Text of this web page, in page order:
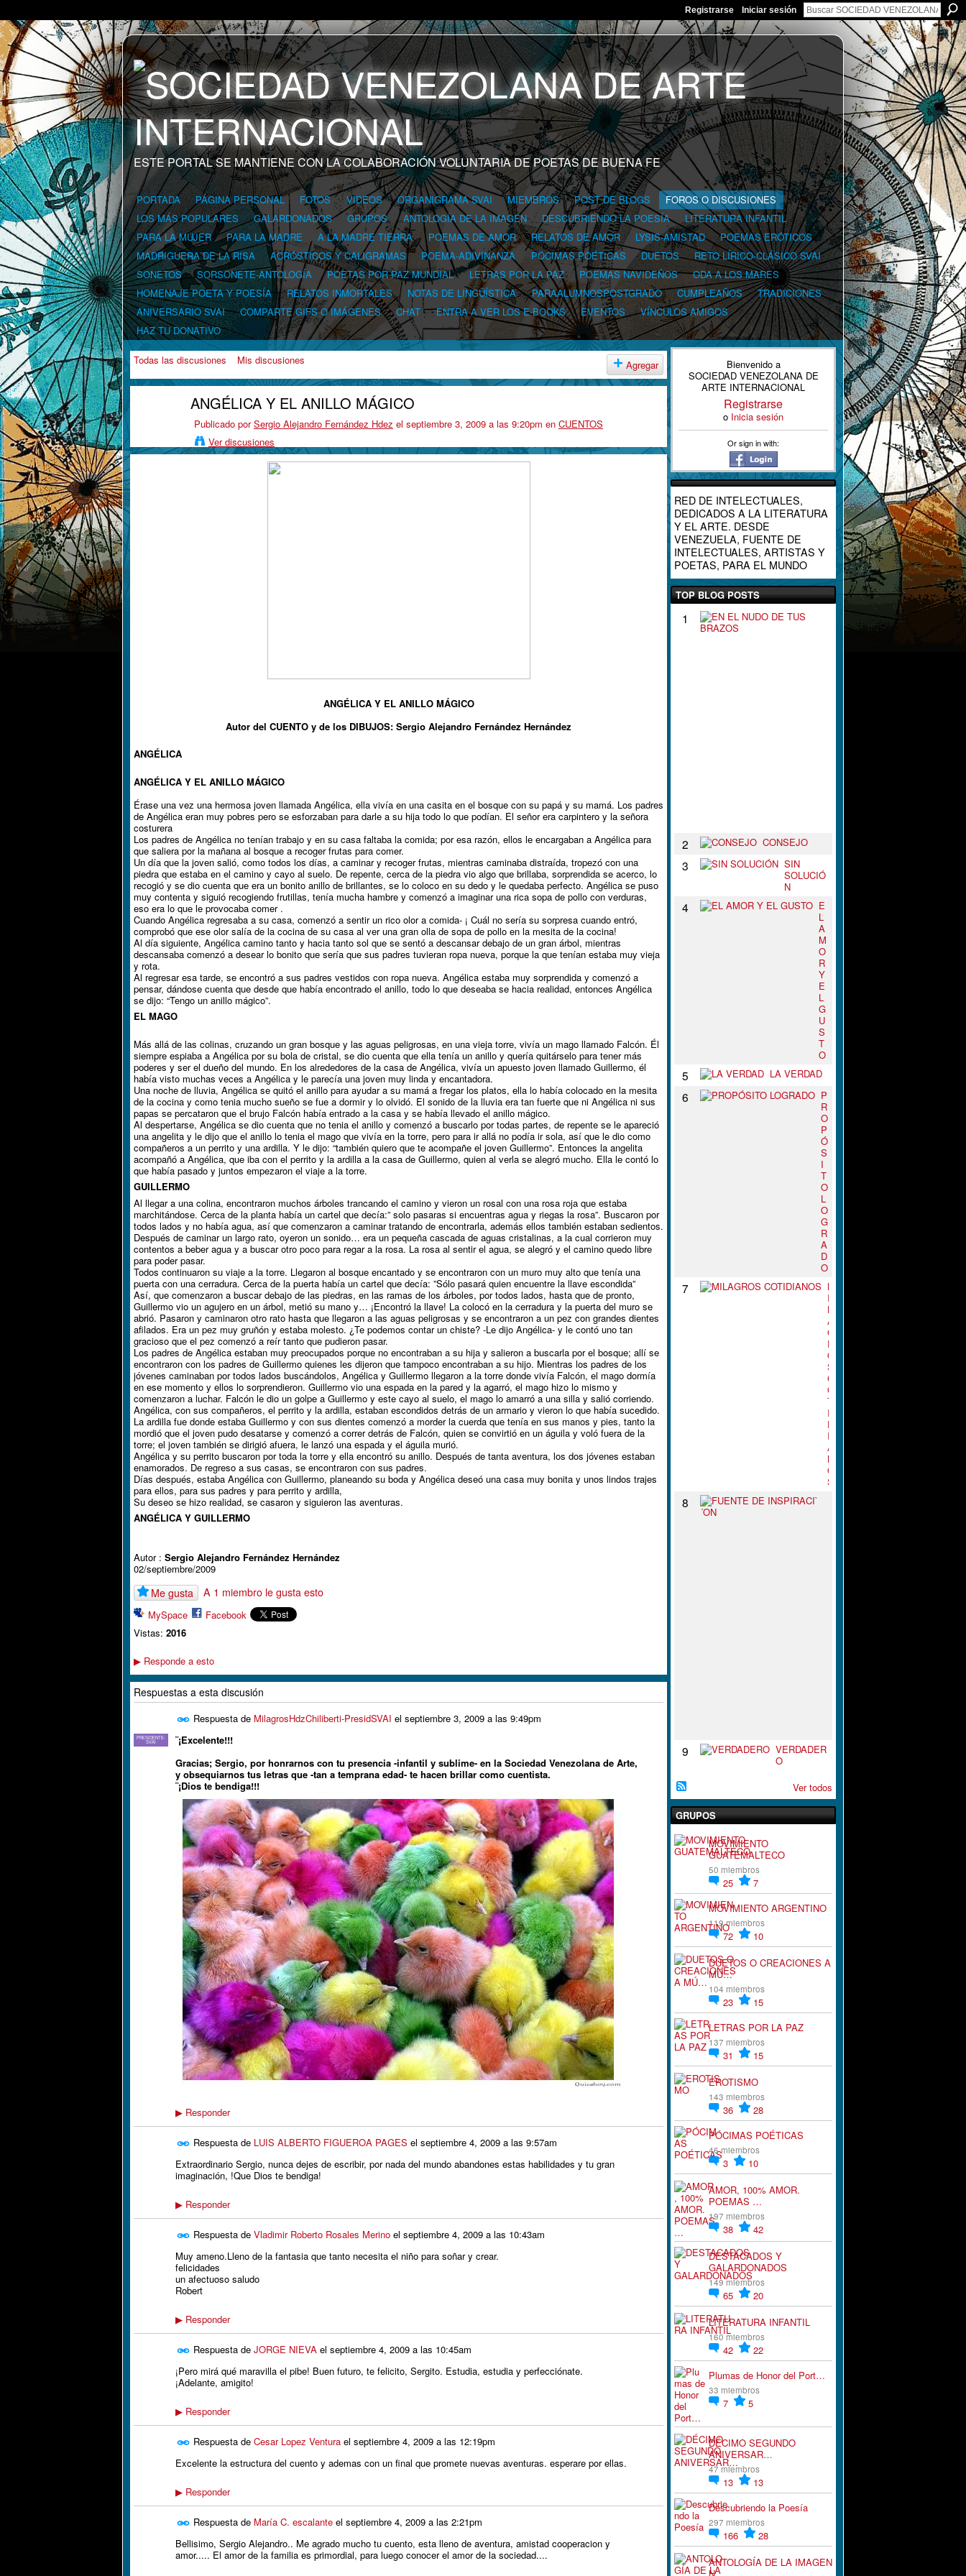
Registrarse Iniciar sesión
ESTE PORTAL SE MANTIENE CON LA COLABORACIÓN VOLUNTARIA DE POETAS DE BUENA FE
PORTADA PÁGINA PERSONAL FOTOS VIDEOS ORGANIGRAMA SVAI MIEMBROS POST DE BLOGS
FOROS O DISCUSIONES
LOS MÁS POPULARES
GALARDONADOS GRUPOS ANTOLOGÍA DE LA IMAGEN DESCUBRIENDO LA POESÍA
LITERATURA INFANTIL
PARA LA MUJER
PARA LA MADRE A LA MADRE TIERRA POEMAS DE AMOR RELATOS DE AMOR LYSIS-AMISTAD
POEMAS ERÓTICOS
MADRIGUERA DE LA RISA
ACRÓSTICOS Y CALIGRAMAS POEMA-ADIVINANZA PÓCIMAS POÉTICAS DUETOS
RETO LÍRICO-CLÁSICO SVAI
SONETOS
SORSONETE-ANTOLOGÍA POETAS POR PAZ MUNDIAL LETRAS POR LA PAZ POEMAS NAVIDEÑOS
ODA A LOS MARES
HOMENAJE POETA Y POESÍA
RELATOS INMORTALES NOTAS DE LINGÜÍSTICA PARAALUMNOSPOSTGRADO CUMPLEAÑOS
TRADICIONES
ANIVERSARIO SVAI
COMPARTE GIFS O IMÁGENES CHAT ENTRA A VER LOS E-BOOKS EVENTOS
VÍNCULOS AMIGOS
HAZ TU DONATIVO
Todas las discusiones Mis discusiones Agregar
ANGÉLICA Y EL ANILLO MÁGICO
Publicado porSergio Alejandro Fernández Hdez el septiembre 3, 2009 a las 9:20pm en CUENTOS
Ver discusiones
ANGÉLICA Y EL ANILLO MÁGICO
Autor del CUENTO y de los DIBUJOS: Sergio Alejandro Fernández Hernández
ANGÉLICA
ANGÉLICA Y EL ANILLO MÁGICO
Érase una vez una hermosa joven llamada Angélica, ella vivía en una casita en el bosque con su papá y su mamá. Los padres
de Angélica eran muy pobres pero se esforzaban para darle a su hija todo lo que podían. El señor era carpintero y la señora
costurera
Los padres de Angélica no tenían trabajo y en su casa faltaba la comida; por esa razón, ellos le encargaban a Angélica para
que saliera por la mañana al bosque a recoger frutas para comer.
Un día que la joven salió, como todos los días, a caminar y recoger frutas, mientras caminaba distraída, tropezó con una
piedra que estaba en el camino y cayo al suelo. De repente, cerca de la piedra vio algo que brillaba, sorprendida se acerco, lo
recogió y se dio cuenta que era un bonito anillo de brillantes, se lo coloco en su dedo y le quedaba perfecto. Angélica se puso
muy contenta y siguió recogiendo frutillas, tenía mucha hambre y comenzó a imaginar una rica sopa de pollo con verduras,
eso era lo que le provocaba comer .
Cuando Angélica regresaba a su casa, comenzó a sentir un rico olor a comida- ¡ Cuál no sería su sorpresa cuando entró,
comprobó que ese olor salía de la cocina de su casa al ver una gran olla de sopa de pollo en la mesita de la cocina!
Al día siguiente, Angélica camino tanto y hacia tanto sol que se sentó a descansar debajo de un gran árbol, mientras
descansaba comenzó a desear lo bonito que sería que sus padres tuvieran ropa nueva, porque la que tenían estaba muy vieja
y rota.
Al regresar esa tarde, se encontró a sus padres vestidos con ropa nueva. Angélica estaba muy sorprendida y comenzó a
pensar, dándose cuenta que desde que había encontrado el anillo, todo lo que deseaba se hacia realidad, entonces Angélica
se dijo: “Tengo un anillo mágico”.
EL MAGO
Más allá de las colinas, cruzando un gran bosque y las aguas peligrosas, en una vieja torre, vivía un mago llamado Falcón. Él
siempre espiaba a Angélica por su bola de cristal, se dio cuenta que ella tenía un anillo y quería quitárselo para tener más
poderes y ser el dueño del mundo. En los alrededores de la casa de Angélica, vivía un apuesto joven llamado Guillermo, él
había visto muchas veces a Angélica y le parecía una joven muy linda y encantadora.
Una noche de lluvia, Angélica se quitó el anillo para ayudar a su mamá a fregar los platos, ella lo había colocado en la mesita
de la cocina y como tenia mucho sueño se fue a dormir y lo olvidó. El sonido de la lluvia era tan fuerte que ni Angélica ni sus
papas se percataron que el brujo Falcón había entrado a la casa y se había llevado el anillo mágico.
Al despertarse, Angélica se dio cuenta que no tenia el anillo y comenzó a buscarlo por todas partes, de repente se le apareció
una angelita y le dijo que el anillo lo tenia el mago que vivía en la torre, pero para ir allá no podía ir sola, así que le dio como
compañeros a un perrito y una ardilla. Y le dijo: “también quiero que te acompañe el joven Guillermo”. Entonces la angelita
acompañó a Angélica, que iba con el perrito y la ardilla a la casa de Guillermo, quien al verla se alegró mucho. Ella le contó lo
que había pasado y juntos empezaron el viaje a la torre.
GUILLERMO
Al llegar a una colina, encontraron muchos árboles trancando el camino y vieron un rosal con una rosa roja que estaba
marchitándose. Cerca de la planta había un cartel que decía:” solo pasaras si encuentras agua y riegas la rosa”. Buscaron por
todos lados y no había agua, así que comenzaron a caminar tratando de encontrarla, además ellos también estaban sedientos.
Después de caminar un largo rato, oyeron un sonido… era un pequeña cascada de aguas cristalinas, a la cual corrieron muy
contentos a beber agua y a buscar otro poco para regar a la rosa. La rosa al sentir el agua, se alegró y el camino quedo libre
para poder pasar.
Todos continuaron su viaje a la torre. Llegaron al bosque encantado y se encontraron con un muro muy alto que tenía una
puerta con una cerradura. Cerca de la puerta había un cartel que decía: ”Sólo pasará quien encuentre la llave escondida”
Así, que comenzaron a buscar debajo de las piedras, en las ramas de los árboles, por todos lados, hasta que de pronto,
Guillermo vio un agujero en un árbol, metió su mano y… ¡Encontró la llave! La colocó en la cerradura y la puerta del muro se
abrió. Pasaron y caminaron otro rato hasta que llegaron a las aguas peligrosas y se encontraron a un pez con grandes dientes
afilados. Era un pez muy gruñón y estaba molesto. ¿Te podemos contar un chiste? -Le dijo Angélica- y le contó uno tan
gracioso que el pez comenzó a reír tanto que pudieron pasar.
Los padres de Angélica estaban muy preocupados porque no encontraban a su hija y salieron a buscarla por el bosque; allí se
encontraron con los padres de Guillermo quienes les dijeron que tampoco encontraban a su hijo. Mientras los padres de los
jóvenes caminaban por todos lados buscándolos, Angélica y Guillermo llegaron a la torre donde vivía Falcón, el mago dormía
en ese momento y ellos lo sorprendieron. Guillermo vio una espada en la pared y la agarró, el mago hizo lo mismo y
comenzaron a luchar. Falcón le dio un golpe a Guillermo y este cayo al suelo, el mago lo amarró a una silla y salió corriendo.
Angélica, con sus compañeros, el perrito y la ardilla, estaban escondidos detrás de un armario y vieron lo que había sucedido.
La ardilla fue donde estaba Guillermo y con sus dientes comenzó a morder la cuerda que tenía en sus manos y pies, tanto la
mordió que el joven pudo desatarse y comenzó a correr detrás de Falcón, quien se convirtió en un águila y voló fuera de la
torre; el joven también se dirigió afuera, le lanzó una espada y el águila murió.
Angélica y su perrito buscaron por toda la torre y ella encontró su anillo. Después de tanta aventura, los dos jóvenes estaban
enamorados. De regreso a sus casas, se encontraron con sus padres.
Días después, estaba Angélica con Guillermo, planeando su boda y Angélica deseó una casa muy bonita y unos lindos trajes
para ellos, para sus padres y para perrito y ardilla,
Su deseo se hizo realidad, se casaron y siguieron las aventuras.
ANGÉLICA Y GUILLERMO
Autor : Sergio Alejandro Fernández Hernández
02/septiembre/2009
Me gusta A 1 miembro le gusta esto
MySpace
Facebook
Vistas: 2016
▶ Responde a esto
Respuestas a esta discusión
PRESIDENTE-
SVAI
Respuesta de MilagrosHdzChiliberti-PresidSVAI el septiembre 3, 2009 a las 9:49pm
¨¡Excelente!!!
Gracias; Sergio, por honrarnos con tu presencia -infantil y sublime- en la Sociedad Venezolana de Arte,
y obsequiarnos tus letras que -tan a temprana edad- te hacen brillar como cuentista.
¨¡Dios te bendiga!!!
▶ Responder
Respuesta de LUIS ALBERTO FIGUEROA PAGES el septiembre 4, 2009 a las 9:57am
Extraordinario Sergio, nunca dejes de escribir, por nada del mundo abandones estas habilidades y tu gran
imaginación, !Que Dios te bendiga!
▶ Responder
Respuesta de Vladimir Roberto Rosales Merino el septiembre 4, 2009 a las 10:43am
Muy ameno.Lleno de la fantasia que tanto necesita el niño para soñar y crear.
felicidades
un afectuoso saludo
Robert
▶ Responder
Respuesta de JORGE NIEVA el septiembre 4, 2009 a las 10:45am
¡Pero mirá qué maravilla el pibe! Buen futuro, te felicito, Sergito. Estudia, estudia y perfecciónate.
¡Adelante, amigito!
▶ Responder
Respuesta de Cesar Lopez Ventura el septiembre 4, 2009 a las 12:19pm
Excelente la estructura del cuento y ademas con un final que promete nuevas aventuras. esperare por ellas.
▶ Responder
Respuesta de María C. escalante el septiembre 4, 2009 a las 2:21pm
Bellisimo, Sergio Alejandro.. Me agrado mucho tu cuento, esta lleno de aventura, amistad cooperacion y
amor..... El amor de la familia es primordial, para luego conocer el amor de la sociedad....
Bienvenido a
SOCIEDAD VENEZOLANA DE
ARTE INTERNACIONAL
Registrarse
o Inicia sesión
Or sign in with:
RED DE INTELECTUALES,
DEDICADOS A LA LITERATURA
Y EL ARTE. DESDE
VENEZUELA, FUENTE DE
INTELECTUALES, ARTISTAS Y
POETAS, PARA EL MUNDO
TOP BLOG POSTS
1
2 CONSEJO
3
SIN
SOLUCIÓ
N
4
E
L
A
M
O
R
Y
E
L
G
U
S
T
O
5 LA VERDAD
6
P
R
O
P
Ó
S
I
T
O
L
O
G
R
A
D
O
7
M
I
L
A
G
R
O
S
C
O
T
I
D
I
A
N
O
8
9
VERDADER
O
Ver todos
GRUPOS
MOVIMIENTO
GUATEMALTECO
50 miembros
25
7
MOVIMIENTO ARGENTINO
119 miembros
72
10
DUETOS O CREACIONES A
MÚ…
104 miembros
23
15
LETRAS POR LA PAZ
137 miembros
31
15
EROTISMO
143 miembros
36
28
PÓCIMAS POÉTICAS
46 miembros
3
10
AMOR, 100% AMOR.
POEMAS …
197 miembros
38
42
DESTACADOS Y
GALARDONADOS
149 miembros
65
20
LITERATURA INFANTIL
160 miembros
42
22
Plumas de Honor del Port…
33 miembros
7 5
DÉCIMO SEGUNDO
ANIVERSAR…
47 miembros
13
13
Descubriendo la Poesía
297 miembros
166
28
ANTOLOGÍA DE LA IMAGEN
N…